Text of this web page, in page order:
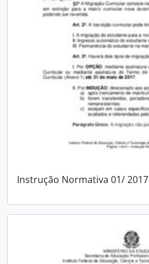
Instrução Normativa 01/ 2017